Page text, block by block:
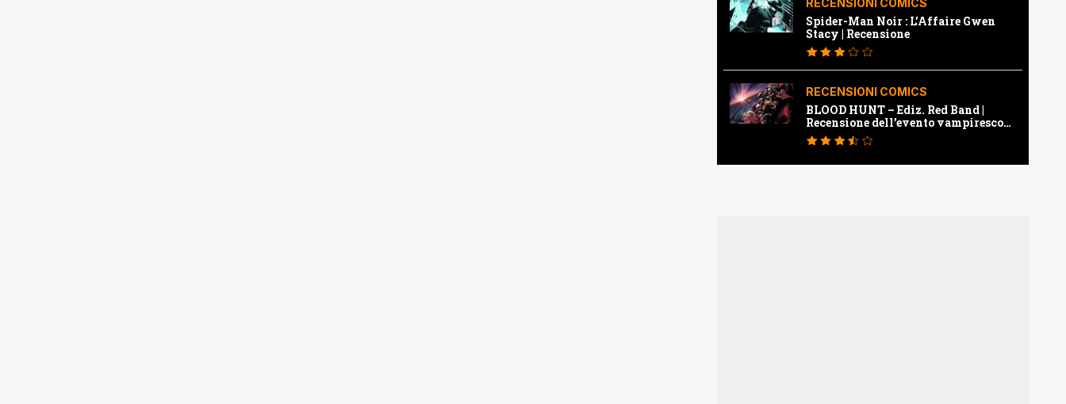
Spider-Man Noir : L’Affaire Gwen
Stacy | Recensione
RECENSIONI COMICS
BLOOD HUNT – Ediz. Red Band |
Recensione dell’evento vampiresco
della Marvel